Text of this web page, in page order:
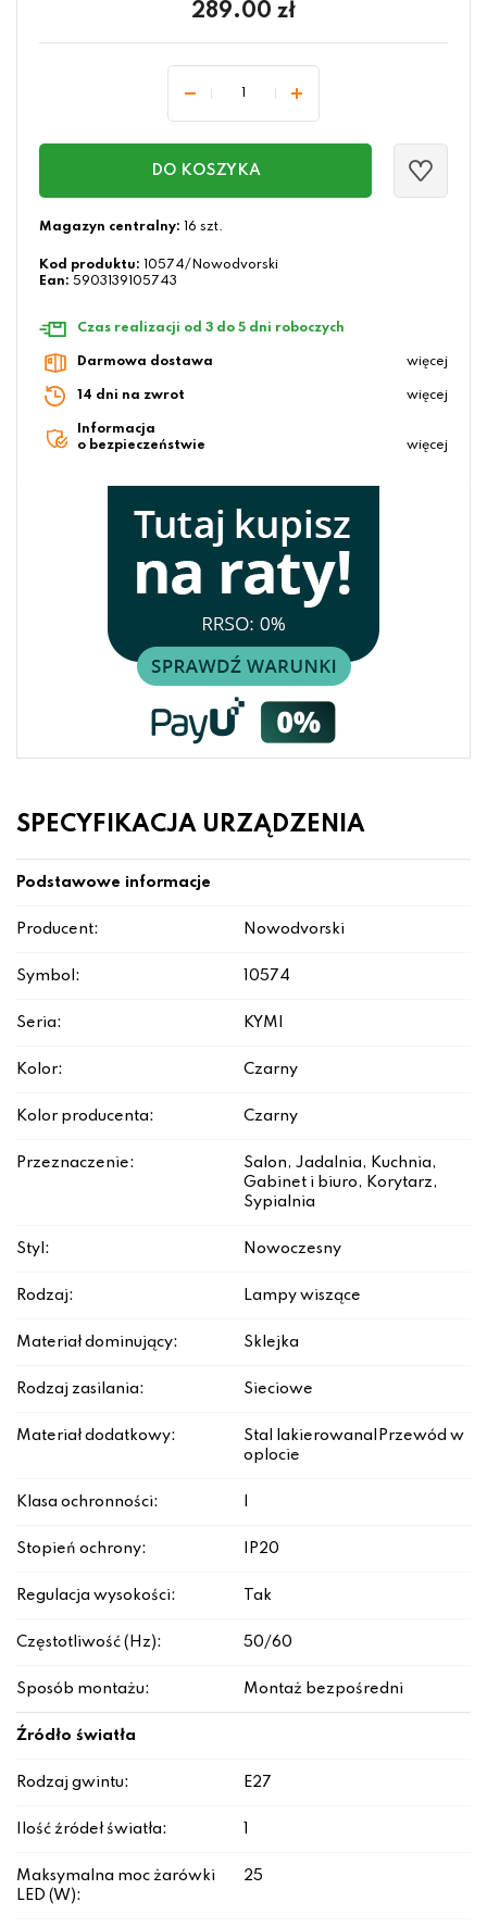
289.00 zł
DO KOSZYKA
Magazyn centralny: 16 szt.
Kod produktu:
10574/Nowodvorski
Ean: 5903139105743
Czas realizacji od 3 do 5 dni roboczych
Darmowa dostawa więcej
14 dni na zwrot więcej
Informacja
o bezpieczeństwie
więcej
SPECYFIKACJA URZĄDZENIA
Podstawowe informacje
Producent: Nowodvorski
Symbol: 10574
Seria: KYMI
Kolor: Czarny
Kolor producenta: Czarny
Przeznaczenie:
Salon, Jadalnia, Kuchnia,
Gabinet i biuro, Korytarz,
Sypialnia
Styl: Nowoczesny
Rodzaj: Lampy wiszące
Materiał dominujący: Sklejka
Rodzaj zasilania: Sieciowe
Materiał dodatkowy:
Stal lakierowana|Przewód w
oplocie
Klasa ochronności:
Stopień ochrony: IP20
Regulacja wysokości: Tak
Częstotliwość (Hz): 50/60
Sposób montażu: Montaż bezpośredni
Źródło światła
Rodzaj gwintu: E27
Ilość źródeł światła:
Maksymalna moc żarówki
LED (W):
25